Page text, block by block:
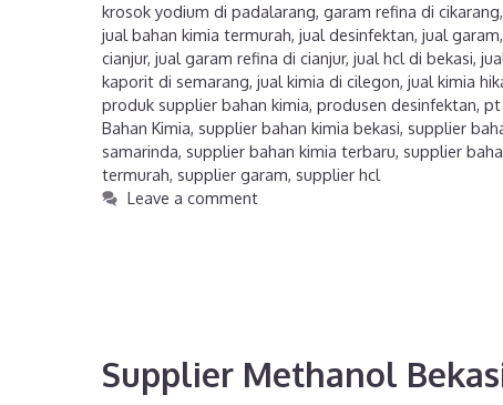
krosok yodium di padalarang, garam refina di cikarang,
jual bahan kimia termurah, jual desinfektan, jual garam,
cianjur, jual garam refina di cianjur, jual hcl di bekasi,
kaporit di semarang, jual kimia di cilegon, jual kimia
produk supplier bahan kimia, produsen desinfektan, pt
Bahan Kimia, supplier bahan kimia bekasi, supplier
samarinda, supplier bahan kimia terbaru, supplier
termurah, supplier garam, supplier hcl
Leave a comment
Supplier Methanol